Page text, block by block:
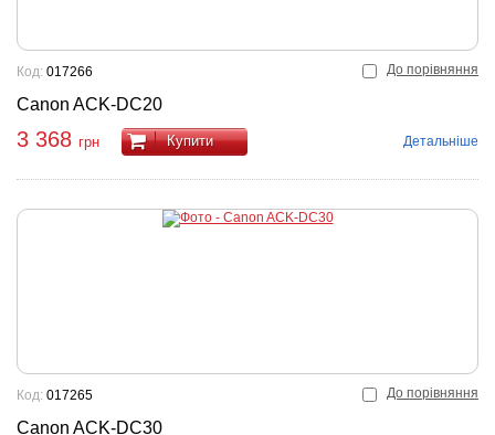
До порівняння
Canon ACK-DC20
Код: 017266
3 368 грн Купити Детальніше
До порівняння
Canon ACK-DC30
Код: 017265